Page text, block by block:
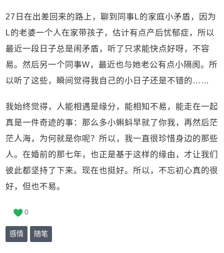
27日在出差回来的路上，聊到同事L的家庭小矛盾，因为
L的老婆一个人在家带孩子，估计有点产后忧郁症，所以
最近一段日子总是闹矛盾，听了只求能快点好呀，不容
易。然后另一个同事W，最近也与她老公有点小隔阂。所
以听了这些，瞬间觉得我自己的小日子还是不错的……
我始终觉得，人能相遇是缘分，能相知不易，能走在一起
真是一件奇迹的事：那么多小蝌蚪早就了你我，再然后茫
茫人海，为何就是你呢？所以，我一直很珍惜身边的那些
人。在婚前的那七年，也正是基于这样的缘由，才让我们
彼此都坚持了下来。现在也挺好。所以，不忘初心真的很
好，但也不易。
0
感情 随笔